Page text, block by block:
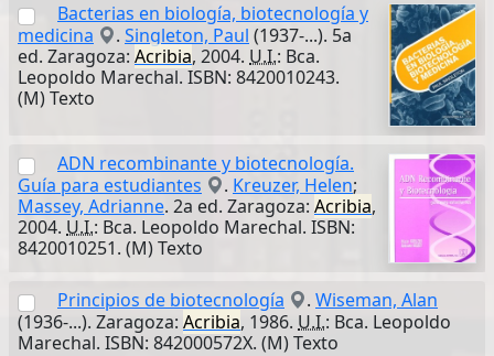
Bacterias en biología, biotecnología y
medicina
. Singleton, Paul (1937-...). 5a
ed. Zaragoza: Acribia, 2004. U.I.: Bca.
Leopoldo Marechal. ISBN: 8420010243.
(M) Texto
ADN recombinante y biotecnología.
Guía para estudiantes
. Kreuzer, Helen;
Massey, Adrianne. 2a ed. Zaragoza: Acribia,
2004. U.I.: Bca. Leopoldo Marechal. ISBN:
8420010251. (M) Texto
Principios de biotecnología . Wiseman, Alan
(1936-...). Zaragoza: Acribia, 1986. U.I.: Bca. Leopoldo
Marechal. ISBN: 842000572X. (M) Texto